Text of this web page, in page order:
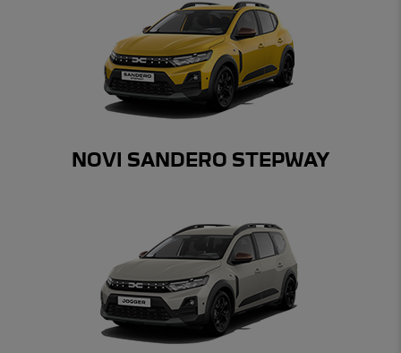
NOVI SANDERO STEPWAY